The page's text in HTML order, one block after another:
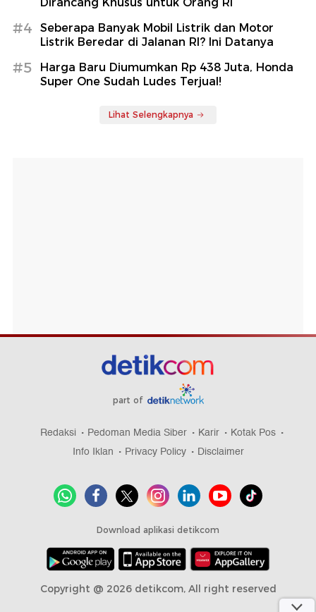
Dirancang Khusus untuk Orang RI
#4
Seberapa Banyak Mobil Listrik dan Motor
Listrik Beredar di Jalanan RI? Ini Datanya
#5
Harga Baru Diumumkan Rp 438 Juta, Honda
Super One Sudah Ludes Terjual!
Lihat Selengkapnya
part of
Redaksi Pedoman Media Siber Karir
Kotak Pos
Info Iklan
Privacy Policy Disclaimer
Download aplikasi detikcom
Copyright @ 2026 detikcom, All right reserved